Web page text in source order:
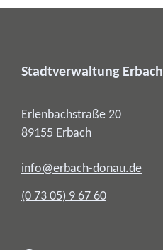
Stadtverwaltung Erbach
Erlenbachstraße 20
89155 Erbach
info@erbach-donau.de
(0 73 05) 9 67 60